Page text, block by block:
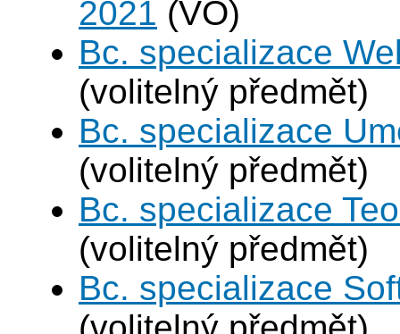
2021 (VO)
Bc. specializace
(volitelný předmět)
Bc. specializace
(volitelný předmět)
Bc. specializace
(volitelný předmět)
Bc. specializace